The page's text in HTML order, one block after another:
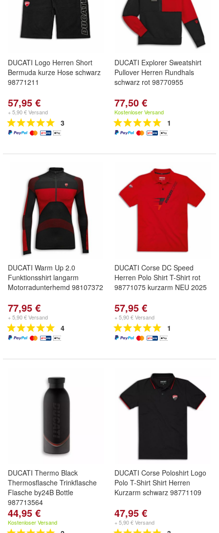
DUCATI Logo Herren Short
Bermuda kurze Hose schwarz
98771211
57,95 €
+ 5,90 € Versand
3
DUCATI Explorer Sweatshirt
Pullover Herren Rundhals
schwarz rot 98770955
77,50 €
Kostenloser Versand
1
DUCATI Warm Up 2.0
Funktionsshirt langarm
Motorradunterhemd 98107372
77,95 €
+ 5,90 € Versand
4
DUCATI Corse DC Speed
Herren Polo Shirt T-Shirt rot
98771075 kurzarm NEU 2025
57,95 €
+ 5,90 € Versand
1
DUCATI Thermo Black
Thermosflasche Trinkflasche
Flasche by24B Bottle
987713564
44,95 €
Kostenloser Versand
DUCATI Corse Poloshirt Logo
Polo T-Shirt Shirt Herren
Kurzarm schwarz 98771109
47,95 €
+ 5,90 € Versand